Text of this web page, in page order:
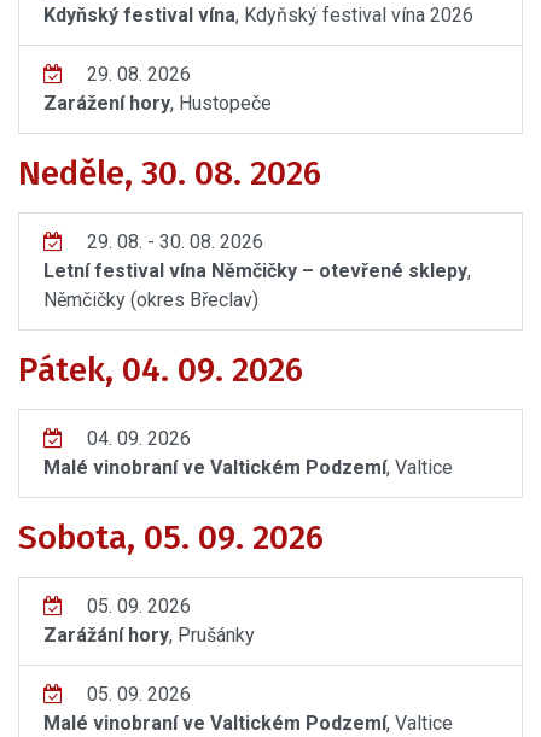
Kdyňský festival vína, Kdyňský festival vína 2026
29. 08. 2026
Zarážení hory, Hustopeče
Neděle, 30. 08. 2026
29. 08. - 30. 08. 2026
Letní festival vína Němčičky – otevřené sklepy,
Němčičky (okres Břeclav)
Pátek, 04. 09. 2026
04. 09. 2026
Malé vinobraní ve Valtickém Podzemí, Valtice
Sobota, 05. 09. 2026
05. 09. 2026
Zarážání hory, Prušánky
05. 09. 2026
Malé vinobraní ve Valtickém Podzemí, Valtice